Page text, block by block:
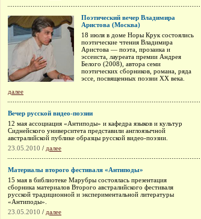
Поэтический вечер Владимира
Аристова (Москва)
18 июля в доме Норы Крук состоялись
поэтические чтения Владимира
Аристова — поэта, прозаика и
эссеиста, лауреата премии Андрея
Белого (2008), автора семи
поэтических сборников, романа, ряда
эссе, посвященных поэзии ХХ века.
далее
Вечер русской видео-поэзии
12 мая ассоциация «Антиподы» и кафедра языков и культур
Сиднейского университета представили англоязычной
австралийской публике образцы русской видео-поэзии.
23.05.2010 / далее
Материалы второго фестиваля «Антиподы»
15 мая в библиотеке Марубры состоялась презентация
сборника материалов Второго австралийского фестиваля
русской традиционной и экспериментальной литературы
«Антиподы».
23.05.2010 / далее